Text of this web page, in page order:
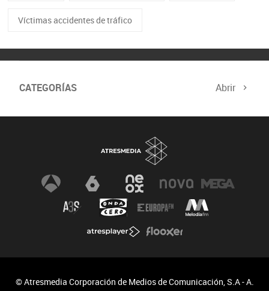
Víctimas accidentes de tráfico
CATEGORÍAS Abrir
© Atresmedia Corporación de Medios de Comunicación, S.A - A.